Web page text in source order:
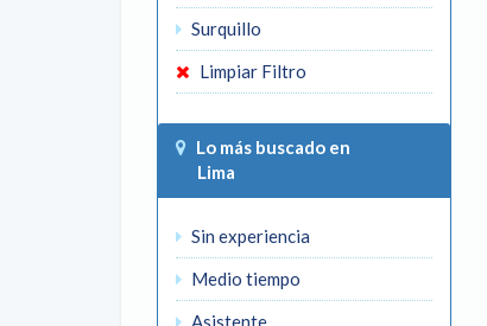
Surquillo
Limpiar Filtro
Lo más buscado en
Lima
Sin experiencia
Medio tiempo
Asistente